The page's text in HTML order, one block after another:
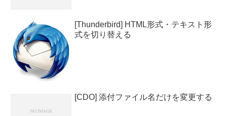
[Thunderbird] HTML形式・テキスト形
式を切り替える
[CDO] 添付ファイル名だけを変更する